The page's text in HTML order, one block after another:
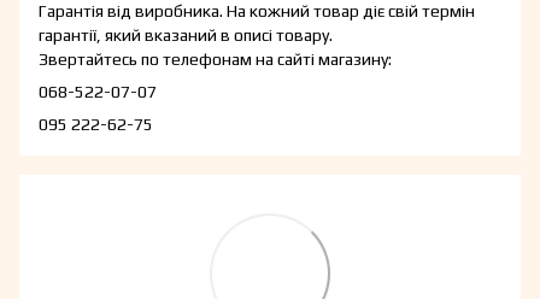
Гарантія від виробника. На кожний товар діє свій термін
гарантії, який вказаний в описі товару.
Звертайтесь по телефонам на сайті магазину:
068-522-07-07
095 222-62-75